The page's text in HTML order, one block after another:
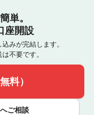
単。
座開設
みが完結します。
不要です。
料）
ご相談